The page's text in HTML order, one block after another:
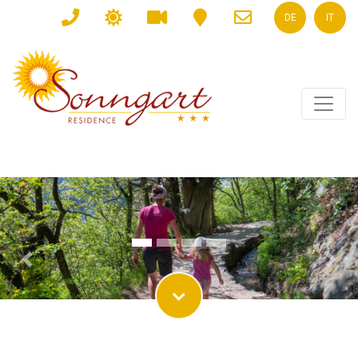
DE IT
Previous